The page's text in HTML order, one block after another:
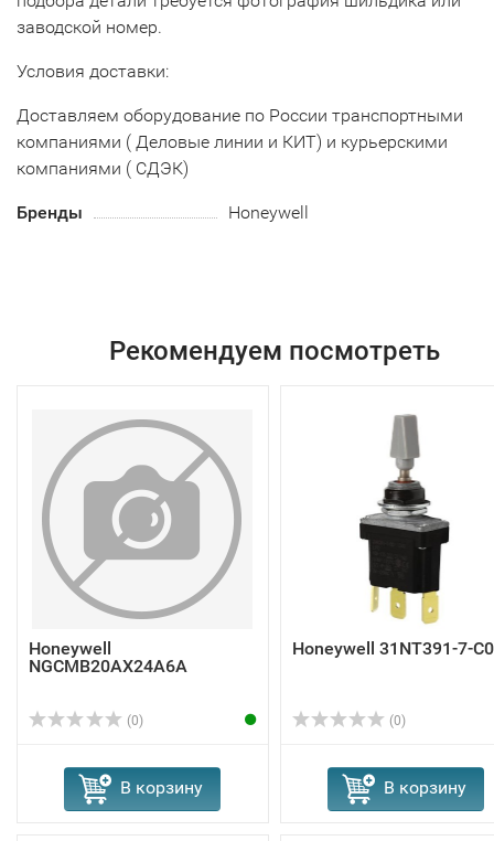
заводской номер.
Условия доставки:
Доставляем оборудование по России транспортными
компаниями ( Деловые линии и КИТ) и курьерскими
компаниями ( СДЭК)
Бренды Honeywell
Рекомендуем посмотреть
Honeywell
NGCMB20AX24A6A
(0)
В корзину
Honeywell 31NT391-7-
(0)
В корзину